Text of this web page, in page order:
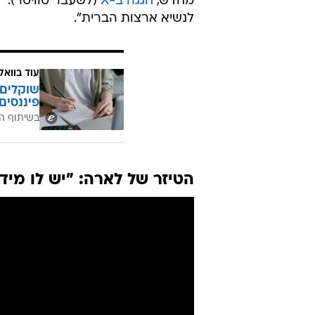
לנשיא ארצות הברית".
עוד
בשיתוף
הטיזר של לארה: "יש לו